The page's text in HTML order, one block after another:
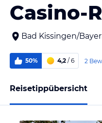
Casino-
Bad Kissingen/
50% 4,2 / 6 2
Reisetippübersicht